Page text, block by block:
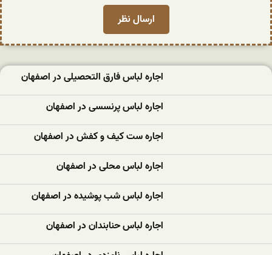
اجاره لباس فارق التحصیلی در اصفهان
اجاره لباس پرنسسی در اصفهان
اجاره ست کیف و کفش در اصفهان
اجاره لباس محلی در اصفهان
اجاره لباس شب پوشیده در اصفهان
اجاره لباس حنابندان در اصفهان